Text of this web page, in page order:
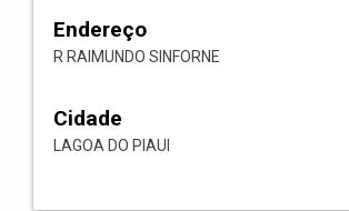
Endereço
R RAIMUNDO SINFORNE
Cidade
LAGOA DO PIAUI